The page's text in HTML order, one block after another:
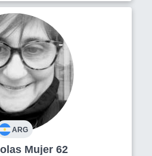
ARG
San Nicolas Mujer 62